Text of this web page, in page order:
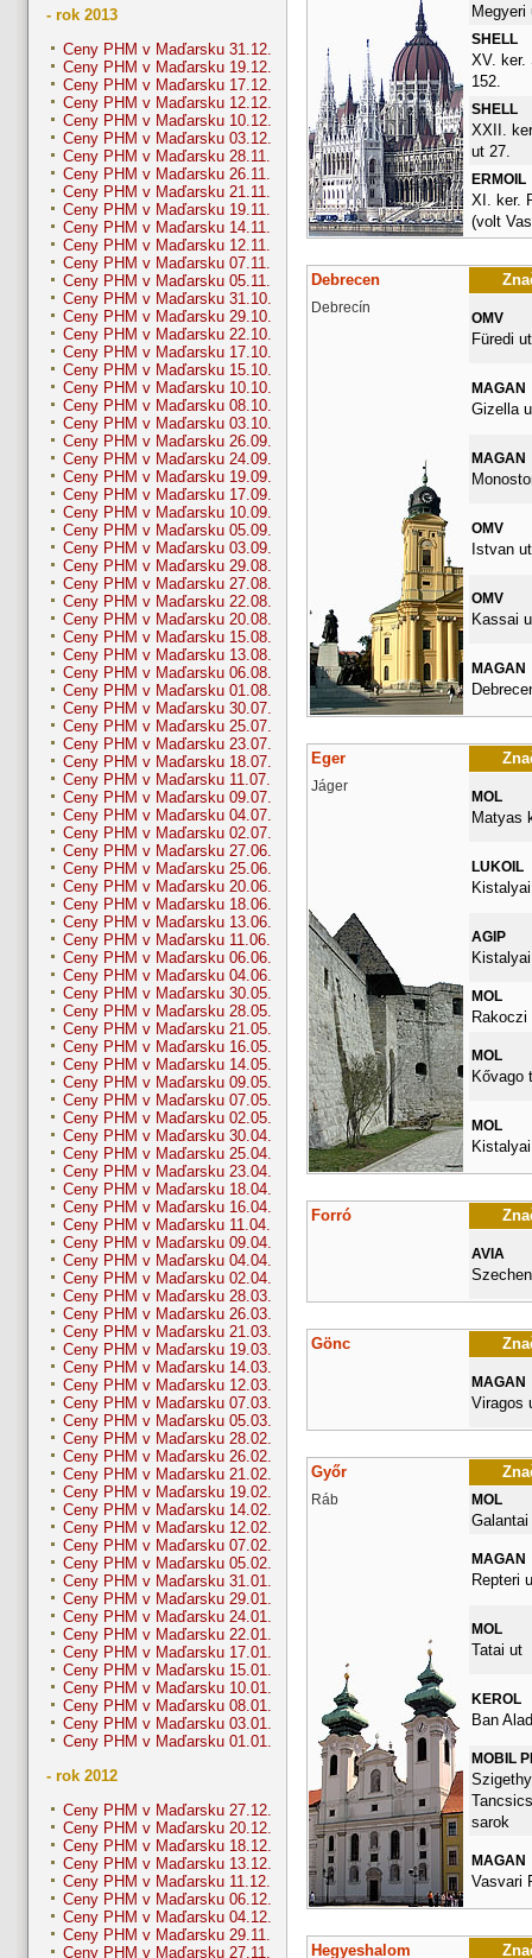
- rok 2013
Ceny PHM v Maďarsku 31.12.
Ceny PHM v Maďarsku 19.12.
Ceny PHM v Maďarsku 17.12.
Ceny PHM v Maďarsku 12.12.
Ceny PHM v Maďarsku 10.12.
Ceny PHM v Maďarsku 03.12.
Ceny PHM v Maďarsku 28.11.
Ceny PHM v Maďarsku 26.11.
Ceny PHM v Maďarsku 21.11.
Ceny PHM v Maďarsku 19.11.
Ceny PHM v Maďarsku 14.11.
Ceny PHM v Maďarsku 12.11.
Ceny PHM v Maďarsku 07.11.
Ceny PHM v Maďarsku 05.11.
Ceny PHM v Maďarsku 31.10.
Ceny PHM v Maďarsku 29.10.
Ceny PHM v Maďarsku 22.10.
Ceny PHM v Maďarsku 17.10.
Ceny PHM v Maďarsku 15.10.
Ceny PHM v Maďarsku 10.10.
Ceny PHM v Maďarsku 08.10.
Ceny PHM v Maďarsku 03.10.
Ceny PHM v Maďarsku 26.09.
Ceny PHM v Maďarsku 24.09.
Ceny PHM v Maďarsku 19.09.
Ceny PHM v Maďarsku 17.09.
Ceny PHM v Maďarsku 10.09.
Ceny PHM v Maďarsku 05.09.
Ceny PHM v Maďarsku 03.09.
Ceny PHM v Maďarsku 29.08.
Ceny PHM v Maďarsku 27.08.
Ceny PHM v Maďarsku 22.08.
Ceny PHM v Maďarsku 20.08.
Ceny PHM v Maďarsku 15.08.
Ceny PHM v Maďarsku 13.08.
Ceny PHM v Maďarsku 06.08.
Ceny PHM v Maďarsku 01.08.
Ceny PHM v Maďarsku 30.07.
Ceny PHM v Maďarsku 25.07.
Ceny PHM v Maďarsku 23.07.
Ceny PHM v Maďarsku 18.07.
Ceny PHM v Maďarsku 11.07.
Ceny PHM v Maďarsku 09.07.
Ceny PHM v Maďarsku 04.07.
Ceny PHM v Maďarsku 02.07.
Ceny PHM v Maďarsku 27.06.
Ceny PHM v Maďarsku 25.06.
Ceny PHM v Maďarsku 20.06.
Ceny PHM v Maďarsku 18.06.
Ceny PHM v Maďarsku 13.06.
Ceny PHM v Maďarsku 11.06.
Ceny PHM v Maďarsku 06.06.
Ceny PHM v Maďarsku 04.06.
Ceny PHM v Maďarsku 30.05.
Ceny PHM v Maďarsku 28.05.
Ceny PHM v Maďarsku 21.05.
Ceny PHM v Maďarsku 16.05.
Ceny PHM v Maďarsku 14.05.
Ceny PHM v Maďarsku 09.05.
Ceny PHM v Maďarsku 07.05.
Ceny PHM v Maďarsku 02.05.
Ceny PHM v Maďarsku 30.04.
Ceny PHM v Maďarsku 25.04.
Ceny PHM v Maďarsku 23.04.
Ceny PHM v Maďarsku 18.04.
Ceny PHM v Maďarsku 16.04.
Ceny PHM v Maďarsku 11.04.
Ceny PHM v Maďarsku 09.04.
Ceny PHM v Maďarsku 04.04.
Ceny PHM v Maďarsku 02.04.
Ceny PHM v Maďarsku 28.03.
Ceny PHM v Maďarsku 26.03.
Ceny PHM v Maďarsku 21.03.
Ceny PHM v Maďarsku 19.03.
Ceny PHM v Maďarsku 14.03.
Ceny PHM v Maďarsku 12.03.
Ceny PHM v Maďarsku 07.03.
Ceny PHM v Maďarsku 05.03.
Ceny PHM v Maďarsku 28.02.
Ceny PHM v Maďarsku 26.02.
Ceny PHM v Maďarsku 21.02.
Ceny PHM v Maďarsku 19.02.
Ceny PHM v Maďarsku 14.02.
Ceny PHM v Maďarsku 12.02.
Ceny PHM v Maďarsku 07.02.
Ceny PHM v Maďarsku 05.02.
Ceny PHM v Maďarsku 31.01.
Ceny PHM v Maďarsku 29.01.
Ceny PHM v Maďarsku 24.01.
Ceny PHM v Maďarsku 22.01.
Ceny PHM v Maďarsku 17.01.
Ceny PHM v Maďarsku 15.01.
Ceny PHM v Maďarsku 10.01.
Ceny PHM v Maďarsku 08.01.
Ceny PHM v Maďarsku 03.01.
Ceny PHM v Maďarsku 01.01.
- rok 2012
Ceny PHM v Maďarsku 27.12.
Ceny PHM v Maďarsku 20.12.
Ceny PHM v Maďarsku 18.12.
Ceny PHM v Maďarsku 13.12.
Ceny PHM v Maďarsku 11.12.
Ceny PHM v Maďarsku 06.12.
Ceny PHM v Maďarsku 04.12.
Ceny PHM v Maďarsku 29.11.
Ceny PHM v Maďarsku 27.11.
Megyeri
SHELL
XV. ker.
152.
SHELL
XXII.
ut 27.
ERMOIL
XI. ker.
(volt
Debrecen
Debrecín
OMV
Füredi
MAGAN
Gizella
MAGAN
OMV
Istvan
OMV
Kassai
MAGAN
Eger
Jáger
MOL
Matyas
LUKOIL
AGIP
MOL
Rakoczi
MOL
Kővago
MOL
Forró
AVIA
Gönc
MAGAN
Viragos
Győr
Ráb MOL
Galantai
MAGAN
Repteri
MOL
Tatai ut
KEROL
Ban
MOBIL
sarok
MAGAN
Vasvari
Hegyeshalom